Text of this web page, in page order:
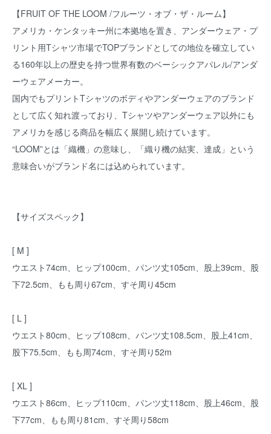
【FRUIT OF THE LOOM /フルーツ・オブ・ザ・ルーム】
アメリカ・ケンタッキー州に本拠地を置き、アンダーウェア・プ
リント用Tシャツ市場でTOPブランドとしての地位を確立してい
る160年以上の歴史を持つ世界有数のベーシックアパレル/アンダ
ーウェアメーカー。
国内でもプリントTシャツのボディやアンダーウェアのブランド
として広く知れ渡っており、Tシャツやアンダーウェア以外にも
アメリカを感じる商品を幅広く展開し続けています。
“LOOM”とは「織機」の意味し、「織り機の結実、達成」という
意味合いがブランド名には込められています。
【サイズスペック】
[ M ]
ウエスト74cm、ヒップ100cm、パンツ丈105cm、股上39cm、股
下72.5cm、もも周り67cm、すそ周り45cm
[ L ]
ウエスト80cm、ヒップ108cm、パンツ丈108.5cm、股上41cm、
股下75.5cm、もも周74cm、すそ周り52m
[ XL ]
ウエスト86cm、ヒップ110cm、パンツ丈118cm、股上46cm、股
下77cm、もも周り81cm、すそ周り58cm